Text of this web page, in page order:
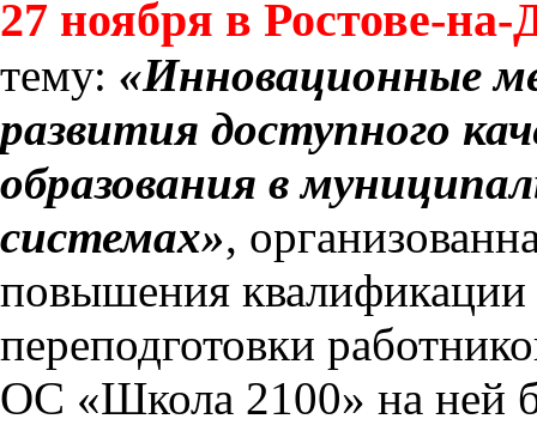
27 ноября в Ростове-на-
тему: «Инновационные
развития доступного
образования в
системах»,
повышения
переподготовки
ОС «Школа 2100» на ней